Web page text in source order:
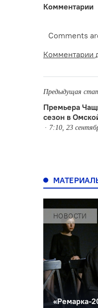
Комментарии
Comments
Комментарии
Предыдущая
Премьера
сезон в
7:10, 23
НОВОСТИ
«Ремарка-